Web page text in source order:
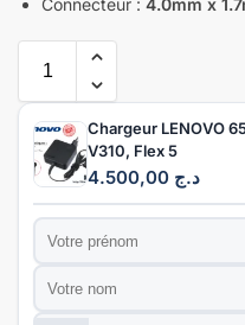
Connecteur : 4.0mm x
Chargeur LENOVO
V310, Flex 5
د.ج
Prénom
Nom
Téléphone